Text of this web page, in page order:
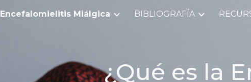
Skip to main content Skip to
Encefalomielitis Miálgica BIBLIOGRAFÍA
¿Qué es la